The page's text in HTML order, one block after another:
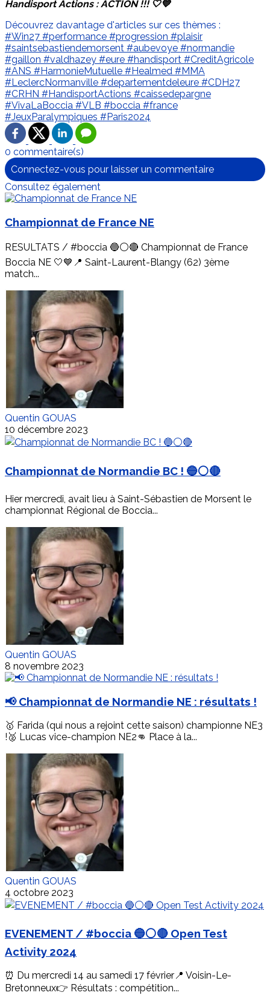
Handisport Actions : ACTION !!! 🤍💙
Découvrez davantage d'articles sur ces thèmes :
#Win27 #performance #progression #plaisir
#saintsebastiendemorsent #aubevoye #normandie
#gaillon #valdhazey #eure #handisport #CreditAgricole
#ANS #HarmonieMutuelle #Healmed #MMA
#LeclercNormanville #departementdeleure #CDH27
#CRHN #HandisportActions #caissedepargne
#VivaLaBoccia #VLB #boccia #france
#JeuxParalympiques #Paris2024
0 commentaire(s)
Connectez-vous pour laisser un commentaire
Consultez également
Championnat de France NE
RESULTATS / #boccia 🔵⚪🔴 Championnat de France
Boccia NE 🤍💙📍 Saint-Laurent-Blangy (62) 3ème
match...
Quentin GOUAS
10 décembre 2023
Championnat de Normandie BC ! 🔵⚪🔴
Hier mercredi, avait lieu à Saint-Sébastien de Morsent le
championnat Régional de Boccia...
Quentin GOUAS
8 novembre 2023
📢 Championnat de Normandie NE : résultats !
🥇 Farida (qui nous a rejoint cette saison) championne NE3
!🥈 Lucas vice-champion NE2👊 Place à la...
Quentin GOUAS
4 octobre 2023
EVENEMENT / #boccia 🔵⚪🔴 Open Test
Activity 2024
⏰ Du mercredi 14 au samedi 17 février📍 Voisin-Le-
Bretonneux👉 Résultats : compétition...